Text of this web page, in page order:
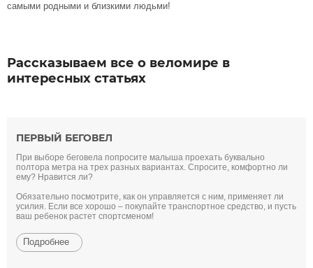
самыми родными и близкими людьми!
Рассказываем все о веломире в
интересных статьях
ПЕРВЫЙ БЕГОВЕЛ
При выборе беговела попросите малыша проехать буквально
полтора метра на трех разных вариантах. Спросите, комфортно ли
ему? Нравится ли?
Обязательно посмотрите, как он управляется с ним, применяет ли
усилия. Если все хорошо – покупайте транспортное средство, и пусть
ваш ребенок растет спортсменом!
Подробнее